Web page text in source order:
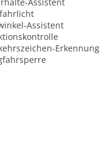
Assistent
Erkennung